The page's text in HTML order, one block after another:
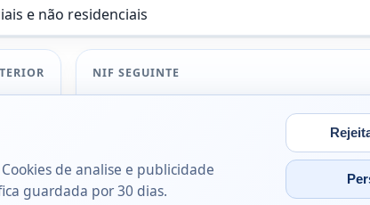
e não residenciais
NIF SEGUINTE
de analise e publicidade
guardada por 30 dias.